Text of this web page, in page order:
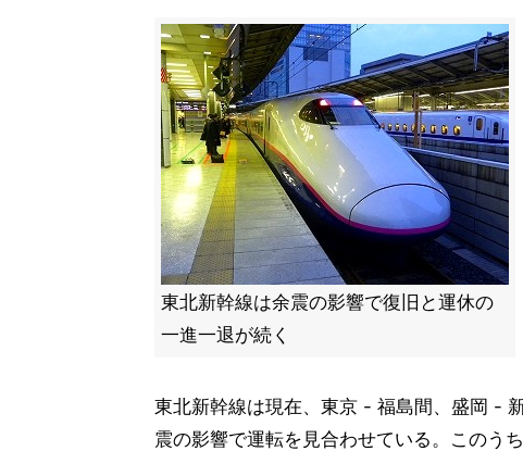
東北新幹線は余震の影響で復旧と運休の
一進一退が続く
東北新幹線は現在、東京 - 福島間、盛岡 -
震の影響で運転を見合わせている。このう